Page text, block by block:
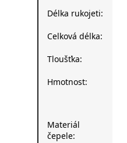
Délka rukojeti:
Celková délka:
Tloušťka:
Hmotnost:
Materiál
čepele: